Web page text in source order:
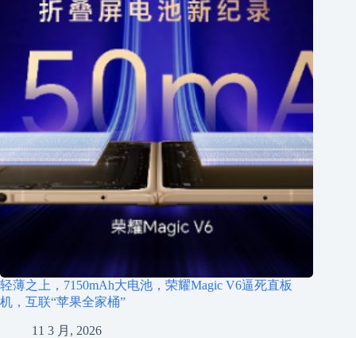
轻薄之上，7150mAh大电池，荣耀Magic V6逼死直板
机，互联“苹果全家桶”
11 3 月, 2026